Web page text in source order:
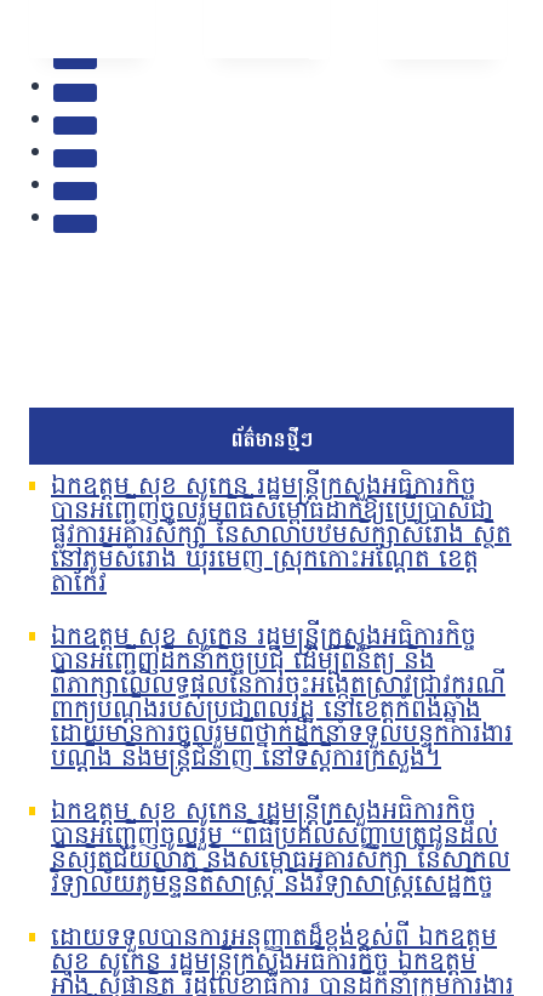
ព័ត៌មានថ្មីៗ
ឯកឧត្តម សុខ សូកេន រដ្ឋមន្រ្តីក្រសួងអធិការកិច្ច
បានអញ្ជើញចូលរួមពិធីសម្ពោធដាក់ឱ្យប្រើប្រាស់ជា
ផ្លូវការអគារសិក្សា នៃសាលាបឋមសិក្សាសំរោង ស្ថិត
នៅភូមិសំរោង ឃុំរមេញ ស្រុកកោះអណ្ដែត ខេត្ត
តាកែវ
ឯកឧត្តម សុខ សូកេន រដ្ឋមន្រ្តីក្រសួងអធិការកិច្ច
បានអញ្ជើញដឹកនាំកិច្ចប្រជុំ ដើម្បីពិនិត្យ និង
ពិភាក្សាលើលទ្ធផលនៃការចុះអង្កេតស្រាវជ្រាវករណី
ពាក្យបណ្ដឹងរបស់ប្រជាពលរដ្ឋ នៅខេត្តកំពង់ឆ្នាំង
ដោយមានការចូលរួមពីថ្នាក់ដឹកនាំទទួលបន្ទុកការងារ
បណ្ដឹង និងមន្រ្តីជំនាញ នៅទីស្ដីការក្រសួង។
ឯកឧត្តម សុខ សូកេន រដ្ឋមន្រ្តីក្រសួងអធិការកិច្ច
បានអញ្ជើញចូលរួម “ពិធីប្រគល់សញ្ញាបត្រជូនដល់
និស្សិតជ័យលាភី និងសម្ពោធអគារសិក្សា នៃសាកល
វិទ្យាល័យភូមិន្ទនីតិសាស្ត្រ និងវិទ្យាសាស្ត្រសេដ្ឋកិច្ច
ដោយទទួលបានការអនុញ្ញាតដ៏ខ្ពង់ខ្ពស់ពី ឯកឧត្តម
សុខ សូកេន រដ្ឋមន្ត្រីក្រសួងអធិការកិច្ច ឯកឧត្តម
អាំង សុផានិត រដ្ឋលេខាធិការ បានដឹកនាំក្រុមការងារ